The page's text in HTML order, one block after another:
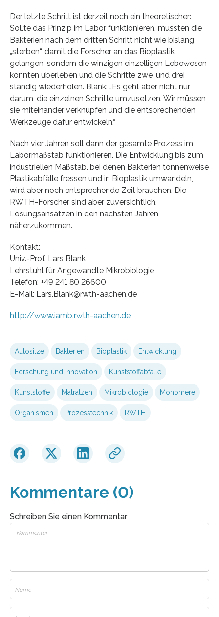
Der letzte Schritt ist derzeit noch ein theoretischer:
Sollte das Prinzip im Labor funktionieren, müssten die
Bakterien nach dem dritten Schritt nicht wie bislang
„sterben“, damit die Forscher an das Bioplastik
gelangen, sondern die winzigen einzelligen Lebewesen
könnten überleben und die Schritte zwei und drei
ständig wiederholen. Blank: „Es geht aber nicht nur
darum, die einzelnen Schritte umzusetzen. Wir müssen
sie miteinander verknüpfen und die entsprechenden
Werkzeuge dafür entwickeln.“
Nach vier Jahren soll dann der gesamte Prozess im
Labormaßstab funktionieren. Die Entwicklung bis zum
industriellen Maßstab, bei denen Bakterien tonnenweise
Plastikabfälle fressen und in Bioplastik umwandeln,
wird aber noch entsprechende Zeit brauchen. Die
RWTH-Forscher sind aber zuversichtlich,
Lösungsansätzen in den nächsten Jahren
näherzukommen.
Kontakt:
Univ.-Prof. Lars Blank
Lehrstuhl für Angewandte Mikrobiologie
Telefon: +49 241 80 26600
E-Mail: Lars.Blank@rwth-aachen.de
http://www.iamb.rwth-aachen.de
Autositze Bakterien Bioplastik Entwicklung
Forschung und Innovation Kunststoffabfälle
Kunststoffe Matratzen Mikrobiologie Monomere
Organismen Prozesstechnik RWTH
Kommentare (0)
Schreiben Sie einen Kommentar